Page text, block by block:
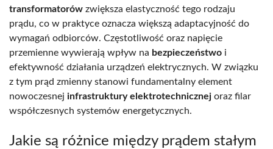
transformatorów zwiększa elastyczność tego rodzaju
prądu, co w praktyce oznacza większą adaptacyjność do
wymagań odbiorców. Częstotliwość oraz napięcie
przemienne wywierają wpływ na bezpieczeństwo i
efektywność działania urządzeń elektrycznych. W związku
z tym prąd zmienny stanowi fundamentalny element
nowoczesnej infrastruktury elektrotechnicznej oraz filar
współczesnych systemów energetycznych.
Jakie są różnice między prądem stałym